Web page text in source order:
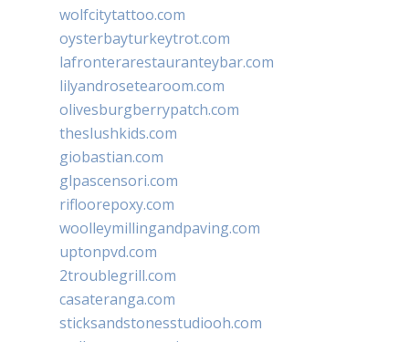
wolfcitytattoo.com
oysterbayturkeytrot.com
lafronterarestauranteybar.com
lilyandrosetearoom.com
olivesburgberrypatch.com
theslushkids.com
giobastian.com
glpascensori.com
rifloorepoxy.com
woolleymillingandpaving.com
uptonpvd.com
2troublegrill.com
casateranga.com
sticksandstonesstudiooh.com